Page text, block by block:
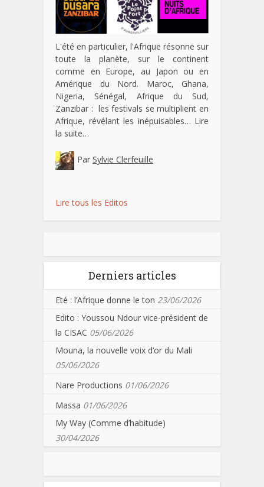
L'été en particulier, l'Afrique résonne sur
toute la planète, sur le continent
comme en Europe, au Japon ou en
Amérique du Nord. Maroc, Ghana,
Nigeria, Sénégal, Afrique du Sud,
Zanzibar : les festivals se multiplient en
Afrique, révélant les inépuisables… Lire
la suite…
Par Sylvie Clerfeuille
Lire tous les Editos
Derniers articles
Eté : l’Afrique donne le ton 23/06/2026
Edito : Youssou Ndour vice-président de
la CISAC 05/06/2026
Mouna, la nouvelle voix d’or du Mali
05/06/2026
Nare Productions 01/06/2026
Massa 01/06/2026
My Way (Comme d’habitude)
30/04/2026